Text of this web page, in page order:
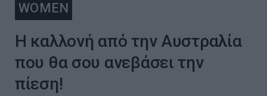
WOMEN
Η καλλονή από την Αυστραλία
που θα σου ανεβάσει την
πίεση!